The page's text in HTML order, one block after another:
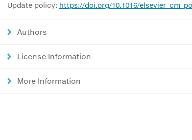
Update policy: https://doi.org/10.1016/
Authors
License Information
More Information